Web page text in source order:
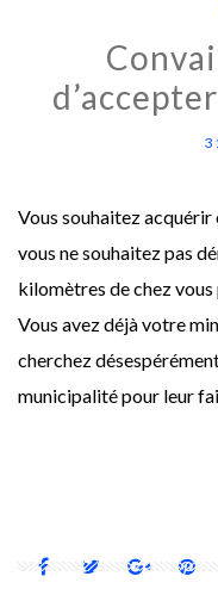
Vous souhaitez acquérir
vous ne souhaitez pas
kilomètres de chez
Vous avez déjà votre
cherchez
municipalité pour leur